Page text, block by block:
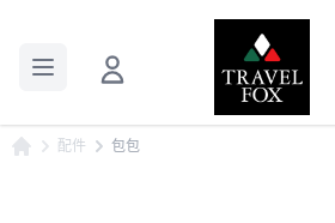
配件 包包